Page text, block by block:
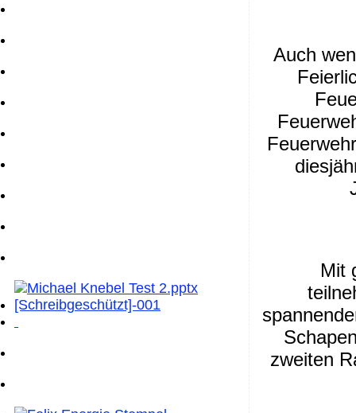
Auch
Mit
zweiten